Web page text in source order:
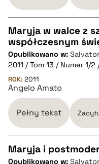
CZYSTY TEKST
pobierz cytat
BIBTEX
pobierz cytat
Maryja w walce z
współczesnym
Opublikowano w:
2011 / Tom 13 / Numer 1/
ROK: 2011
Angelo Amato
Pełny tekst
Maryja i
Opublikowano w: